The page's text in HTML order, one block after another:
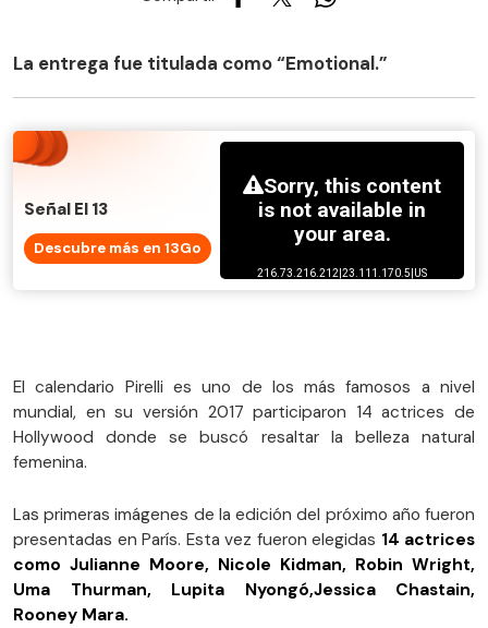
La entrega fue titulada como “Emotional.”
Señal El 13
Descubre más en 13Go
El calendario Pirelli es uno de los más famosos a nivel
mundial, en su versión 2017 participaron 14 actrices de
Hollywood donde se buscó resaltar la belleza natural
femenina.
Las primeras imágenes de la edición del próximo año fueron
presentadas en París. Esta vez fueron elegidas 14 actrices
como Julianne Moore, Nicole Kidman, Robin Wright,
Uma Thurman, Lupita Nyongó,Jessica Chastain,
Rooney Mara.